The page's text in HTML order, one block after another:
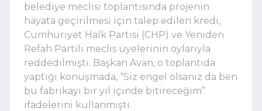
belediye meclisi toplantısında projenin
hayata geçirilmesi için talep edilen kredi,
Cumhuriyet Halk Partisi (CHP) ve Yeniden
Refah Partili meclis üyelerinin oylarıyla
reddedilmişti. Başkan Avan, o toplantıda
yaptığı konuşmada, “Siz engel olsanız da ben
bu fabrikayı bir yıl içinde bitireceğim”
ifadelerini kullanmıştı.